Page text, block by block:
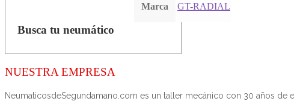
Marca GT-RADIAL
Busca tu neumático
NUESTRA EMPRESA
NeumaticosdeSegundamano.com es un taller mecánico con 30 años de